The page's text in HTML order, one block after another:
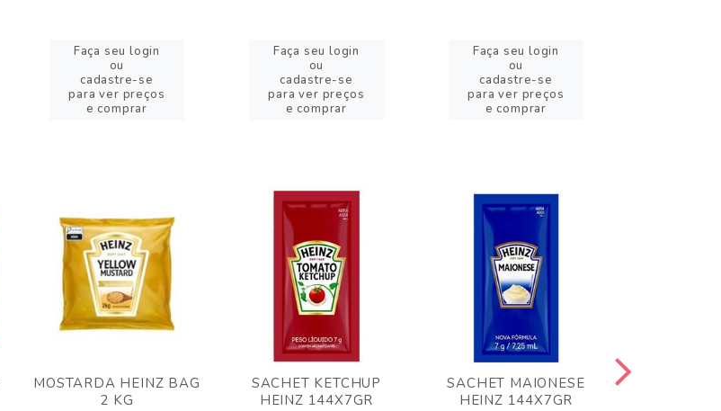
Faça seu login
ou
cadastre-se
para ver preços
e comprar
Faça seu login
ou
cadastre-se
para ver preços
e comprar
Faça seu login
ou
cadastre-se
para ver preços
e comprar
MOSTARDA HEINZ BAG
2 KG
SACHET KETCHUP
HEINZ 144X7GR
SACHET MAIONESE
HEINZ 144X7GR